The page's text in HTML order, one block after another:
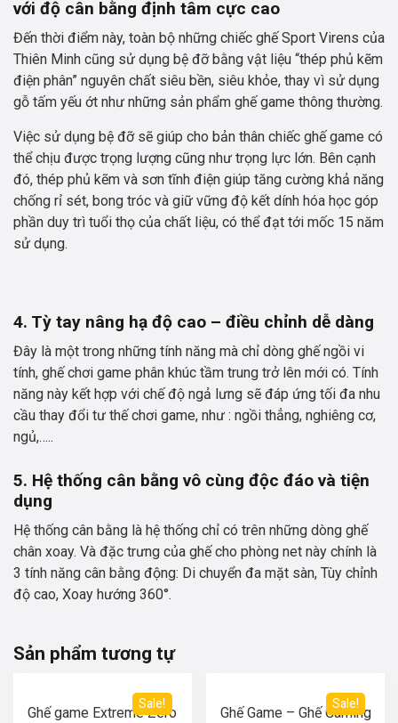
với độ cân bằng định tâm cực cao
Đến thời điểm này, toàn bộ những chiếc ghế Sport Virens của
Thiên Minh cũng sử dụng bệ đỡ bằng vật liệu “thép phủ kẽm
điện phân” nguyên chất siêu bền, siêu khỏe, thay vì sử dụng
gỗ tấm yếu ớt như những sản phẩm ghế game thông thường.
Việc sử dụng bệ đỡ sẽ giúp cho bản thân chiếc ghế game có
thể chịu được trọng lượng cũng như trọng lực lớn. Bên cạnh
đó, thép phủ kẽm và sơn tĩnh điện giúp tăng cường khả năng
chống rỉ sét, bong tróc và giữ vững độ kết dính hóa học góp
phần duy trì tuổi thọ của chất liệu, có thể đạt tới mốc 15 năm
sử dụng.
4. Tỳ tay nâng hạ độ cao – điều chỉnh dễ dàng
Đây là một trong những tính năng mà chỉ dòng ghế ngồi vi
tính, ghế chơi game phân khúc tầm trung trở lên mới có. Tính
năng này kết hợp với chế độ ngả lưng sẽ đáp ứng tối đa nhu
cầu thay đổi tư thế chơi game, như : ngồi thẳng, nghiêng cơ,
ngủ,…..
5. Hệ thống cân bằng vô cùng độc đáo và tiện
dụng
Hệ thống cân bằng là hệ thống chỉ có trên những dòng ghế
chân xoay. Và đặc trưng của ghế cho phòng net này chính là
3 tính năng cân bằng động: Di chuyển đa mặt sàn, Tùy chỉnh
độ cao, Xoay hướng 360°.
Sản phẩm tương tự
Sale!
Ghế game Extreme Zero
Sale!
Ghế Game – Ghế Gaming